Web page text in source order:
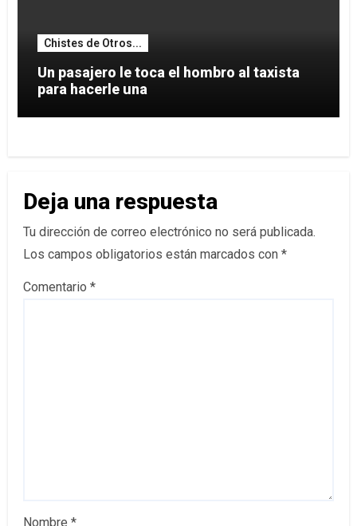
Chistes de Otros...
Un pasajero le toca el hombro al taxista
para hacerle una
Deja una respuesta
Tu dirección de correo electrónico no será publicada.
Los campos obligatorios están marcados con *
Comentario *
Nombre *